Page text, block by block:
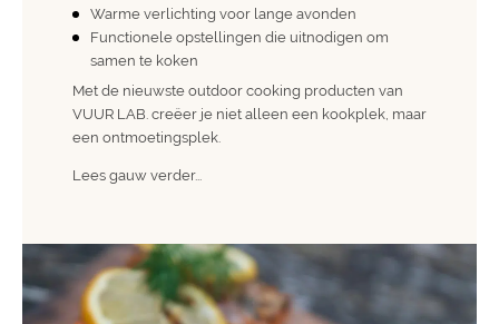
Warme verlichting voor lange avonden
Functionele opstellingen die uitnodigen om
samen te koken
Met de nieuwste outdoor cooking producten van
VUUR LAB. creëer je niet alleen een kookplek, maar
een ontmoetingsplek.
Lees gauw verder...